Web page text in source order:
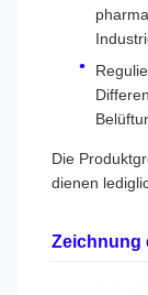
Die
dienen
Zeichnung